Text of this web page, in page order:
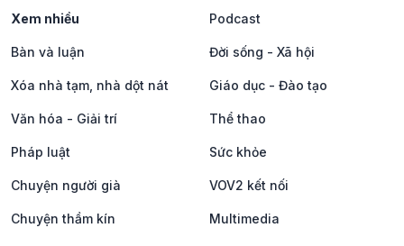
Xem nhiều Podcast
Bàn và luận Đời sống - Xã hội
Xóa nhà tạm, nhà dột nát Giáo dục - Đào tạo
Văn hóa - Giải trí Thể thao
Pháp luật Sức khỏe
Chuyện người già VOV2 kết nối
Chuyện thầm kín Multimedia